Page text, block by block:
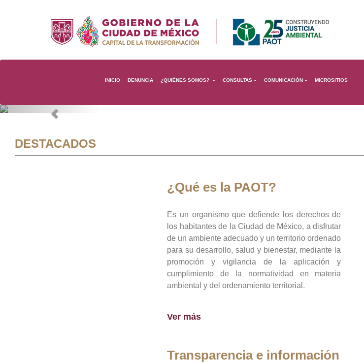
INICIO DENUNCIA ¿QUIÉNES SOMOS? CONSULTAS COMUNICACIÓN MICROSITIOS
Previous
DESTACADOS
¿Qué es la PAOT?
Es un organismo que defiende los derechos de
los habitantes de la Ciudad de México, a disfrutar
de un ambiente adecuado y un territorio ordenado
para su desarrollo, salud y bienestar, mediante la
promoción y vigilancia de la aplicación y
cumplimiento de la normatividad en materia
ambiental y del ordenamiento territorial.
Ver más
Transparencia e información